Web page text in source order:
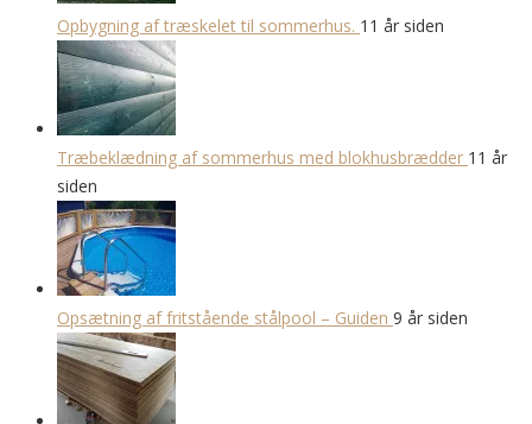
Opbygning af træskelet til sommerhus. 11 år siden
Træbeklædning af sommerhus med blokhusbrædder 11 år
siden
Opsætning af fritstående stålpool – Guiden 9 år siden